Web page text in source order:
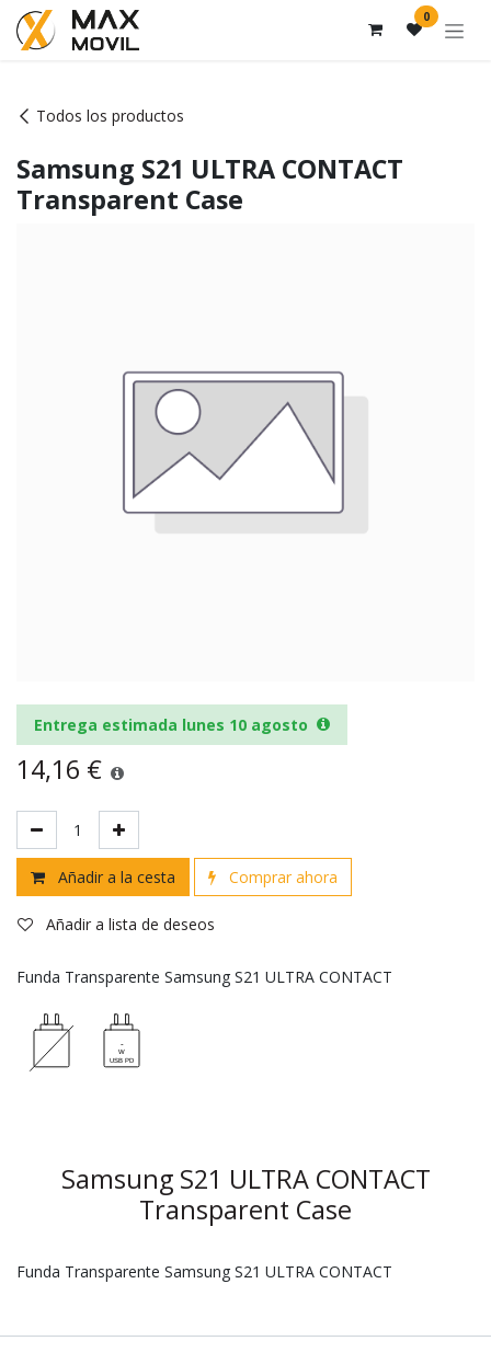
Ir al contenido 0
Todos los productos
Samsung S21 ULTRA CONTACT
Transparent Case
Entrega estimada lunes 10 agosto
14,16 €
Añadir a la cesta Comprar ahora
Añadir a lista de deseos
Funda Transparente Samsung S21 ULTRA CONTACT
Samsung S21 ULTRA CONTACT
Transparent Case
Funda Transparente Samsung S21 ULTRA CONTACT